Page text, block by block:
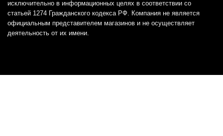
исключительно в информационных целях в соответствии со
статьей 1274 Гражданского кодекса РФ. Компания не является
официальным представителем магазинов и не осуществляет
деятельность от их имени.